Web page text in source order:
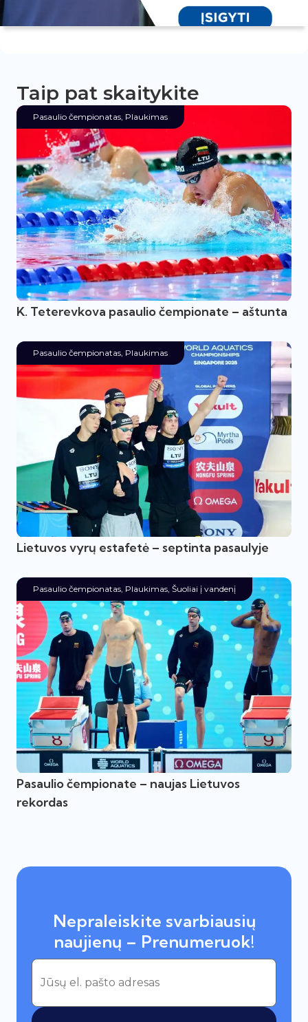
Taip pat skaitykite
Pasaulio čempionatas, Plaukimas
K. Teterevkova pasaulio čempionate – aštunta
Pasaulio čempionatas, Plaukimas
Lietuvos vyrų estafetė – septinta pasaulyje
Pasaulio čempionatas, Plaukimas, Šuoliai į vandenį
Pasaulio čempionate – naujas Lietuvos
rekordas
Nepraleiskite svarbiausių
naujienų – Prenumeruok!